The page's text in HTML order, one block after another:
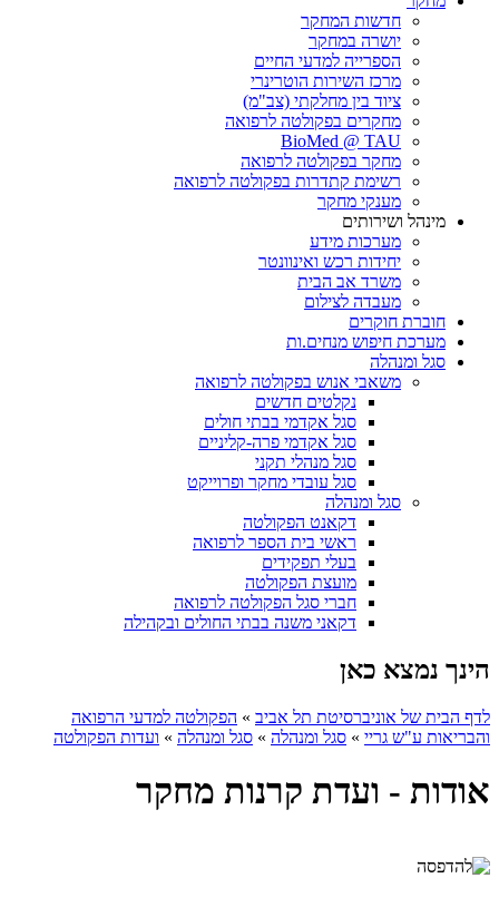
חדשות המחקר
יושרה במחקר
הספרייה למדעי החיים
מרכז השירות הוטרינרי
ציוד בין מחלקתי (צב"מ)
מחקרים בפקולטה לרפואה
BioMed @ TAU
מחקר בפקולטה לרפואה
רשימת קתדרות בפקולטה לרפואה
מענקי מחקר
מינהל ושירותים
מערכות מידע
יחידות רכש ואינוונטר
משרד אב הבית
מעבדה לצילום
חוברת חוקרים
מערכת חיפוש מנחים.ות
סגל ומנהלה
משאבי אנוש בפקולטה לרפואה
נקלטים חדשים
סגל אקדמי בבתי חולים
סגל אקדמי פרה-קליניים
סגל מנהלי תקני
סגל עובדי מחקר ופרוייקט
סגל ומנהלה
דקאנט הפקולטה
ראשי בית הספר לרפואה
בעלי תפקידים
מועצת הפקולטה
חברי סגל הפקולטה לרפואה
דקאני משנה בבתי החולים ובקהילה
הינך נמצא כאן
לדף הבית של אוניברסיטת תל אביב » הפקולטה למדעי הרפואה
והבריאות ע"ש גריי » סגל ומנהלה » סגל ומנהלה » ועדות הפקולטה
אודות - ועדת קרנות מחקר